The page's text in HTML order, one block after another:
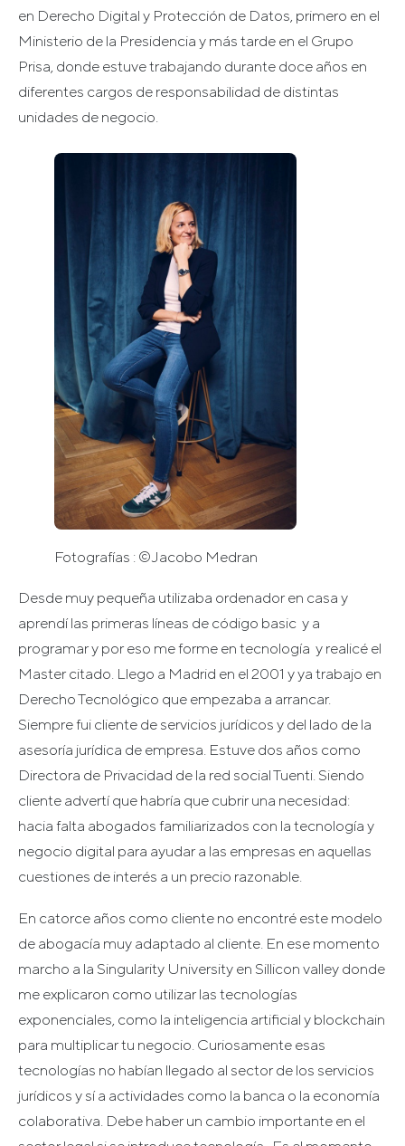
en Derecho Digital y Protección de Datos, primero en el
Ministerio de la Presidencia y más tarde en el Grupo
Prisa, donde estuve trabajando durante doce años en
diferentes cargos de responsabilidad de distintas
unidades de negocio.
Fotografías : ©Jacobo Medran
Desde muy pequeña utilizaba ordenador en casa y
aprendí las primeras líneas de código basic y a
programar y por eso me forme en tecnología y realicé el
Master citado. Llego a Madrid en el 2001 y ya trabajo en
Derecho Tecnológico que empezaba a arrancar.
Siempre fui cliente de servicios jurídicos y del lado de la
asesoría jurídica de empresa. Estuve dos años como
Directora de Privacidad de la red social Tuenti. Siendo
cliente advertí que habría que cubrir una necesidad:
hacia falta abogados familiarizados con la tecnología y
negocio digital para ayudar a las empresas en aquellas
cuestiones de interés a un precio razonable.
En catorce años como cliente no encontré este modelo
de abogacía muy adaptado al cliente. En ese momento
marcho a la Singularity University en Sillicon valley donde
me explicaron como utilizar las tecnologías
exponenciales, como la inteligencia artificial y blockchain
para multiplicar tu negocio. Curiosamente esas
tecnologías no habían llegado al sector de los servicios
jurídicos y sí a actividades como la banca o la economía
colaborativa. Debe haber un cambio importante en el